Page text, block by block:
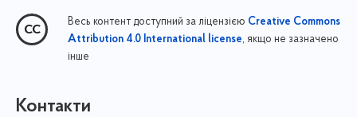
Весь контент доступний за ліцензією Creative Commons
Attribution 4.0 International license, якщо не зазначено
інше
Контакти